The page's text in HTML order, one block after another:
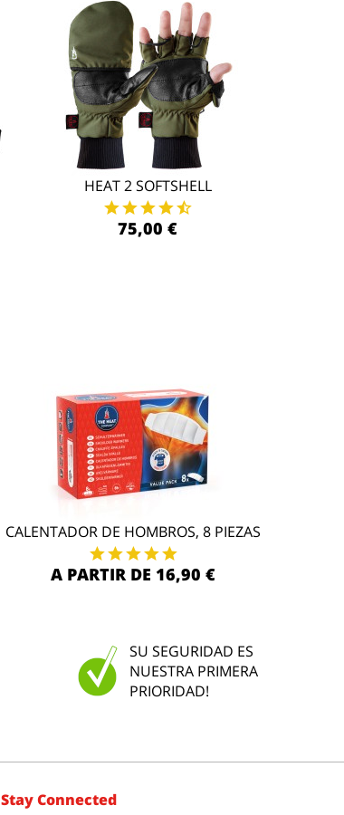
HEAT 2 SOFTSHELL
75,00 €
CALENTADOR DE HOMBROS, 8 PIEZAS
A PARTIR DE 16,90 €
SU SEGURIDAD ES
NUESTRA PRIMERA
PRIORIDAD!
Stay Connected